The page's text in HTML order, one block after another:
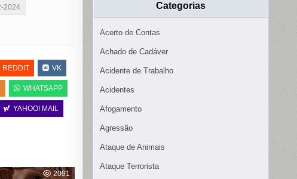
2024
REDDIT VK
WHATSAPP
YAHOO! MAIL
2091
Categorias
Acerto de Contas
Achado de Cadáver
Acidente de Trabalho
Acidentes
Afogamento
Agressão
Ataque de Animais
Ataque Terrorista